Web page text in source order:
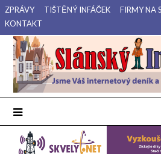
Přejdi
na
obsah
ZPRÁVY TIŠTĚNÝ INFÁČEK FIRMY NA
KONTAKT
Slánský
Váš internetový deník a tištěný
a Lounsko.